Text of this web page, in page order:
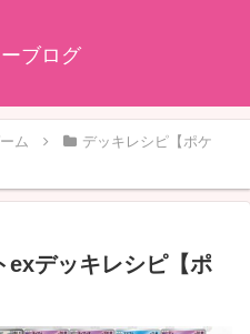
ブログ
ム
デッキレシピ【ポケ
exデッキレシピ【ポ